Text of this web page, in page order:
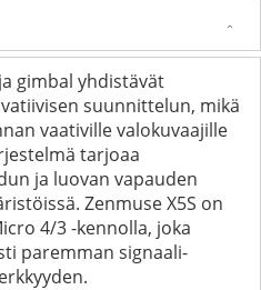
gimbal yhdistävät
suunnittelun, mikä
vaativille valokuvaajille
tarjoaa
ja luovan vapauden
Zenmuse X5S on
4/3 -kennolla, joka
paremman signaali-